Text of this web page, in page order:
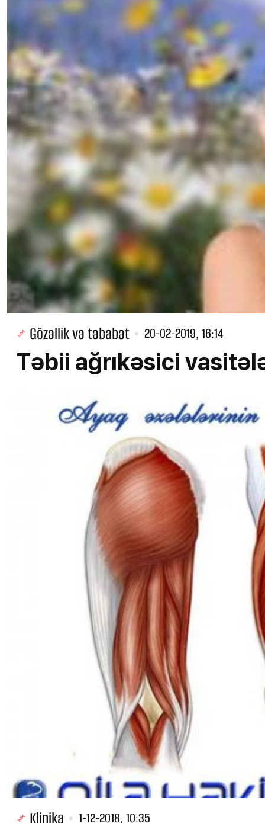
Gözəllik və təbabət 20-02-2019, 16:14
Təbii ağrıkəsici
Klinika 1-12-2018, 10:35